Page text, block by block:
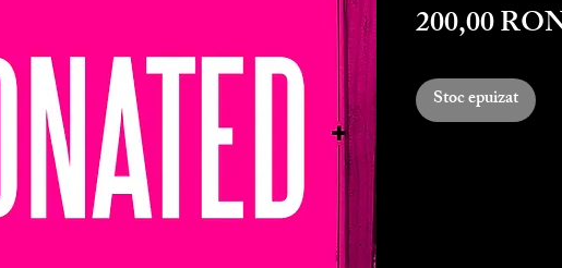
200,00
Stoc epuizat